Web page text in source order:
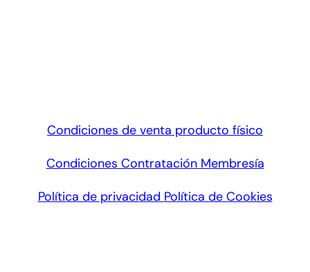
Condiciones de venta producto físico
Condiciones Contratación Membresía
Política de privacidad Política de Cookies